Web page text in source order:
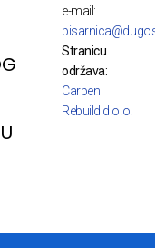
e-mail:
Stranicu
održava:
Carpen
Rebuild d.o.o.